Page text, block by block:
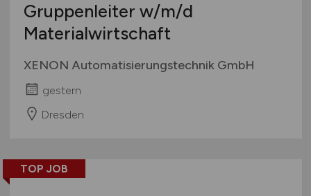
Gruppenleiter w/m/d
Materialwirtschaft
XENON Automatisierungstechnik GmbH
gestern
Dresden
TOP JOB